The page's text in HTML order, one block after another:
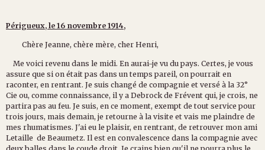
Périgueux, le 16 novembre 1914,
Chère Jeanne, chère mère, cher Henri,
Me voici revenu dans le midi. En aurai-je vu du pays. Certes, je vous
assure que si on était pas dans un temps pareil, on pourrait en
raconter, en rentrant. Je suis changé de compagnie et versé à la 32°
Cie ou, comme connaissance, il y a Debrock de Frévent qui, je crois, ne
partira pas au feu. Je suis, en ce moment, exempt de tout service pour
trois jours, mais demain, je retourne à la visite et vais me plaindre de
mes rhumatismes. J'ai eu le plaisir, en rentrant, de retrouver mon ami
Letaille de Beaumetz. Il est en convalescence dans la compagnie avec